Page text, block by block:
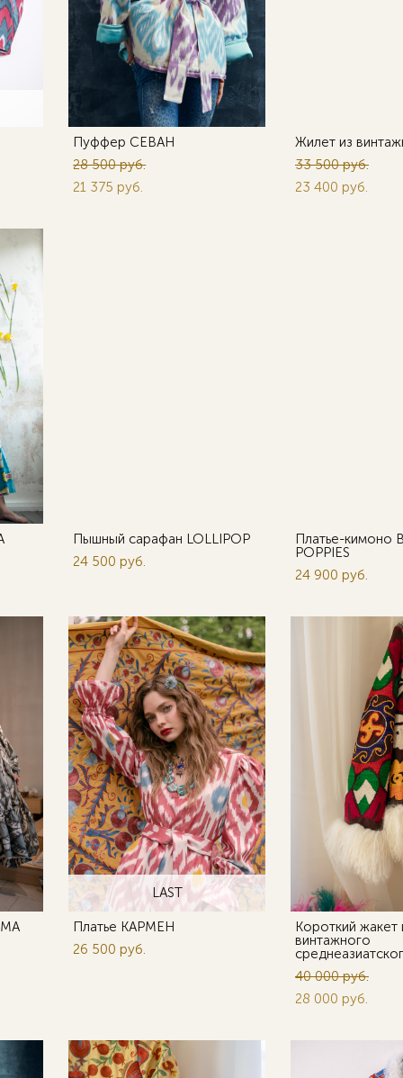
Пуффер СЕВАН
28 500 pуб.
21 375 pуб.
Жилет из
33 500 pуб.
23 400 pуб.
Пышный сарафан LOLLIPOP
24 500 pуб.
Платье-кимоно
POPPIES
24 900 pуб.
LAST
Платье КАРМЕН
26 500 pуб.
Короткий жакет
винтажного
40 000 pуб.
28 000 pуб.